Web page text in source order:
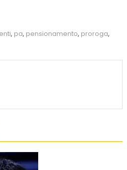
, pa, pensionamento, proroga,